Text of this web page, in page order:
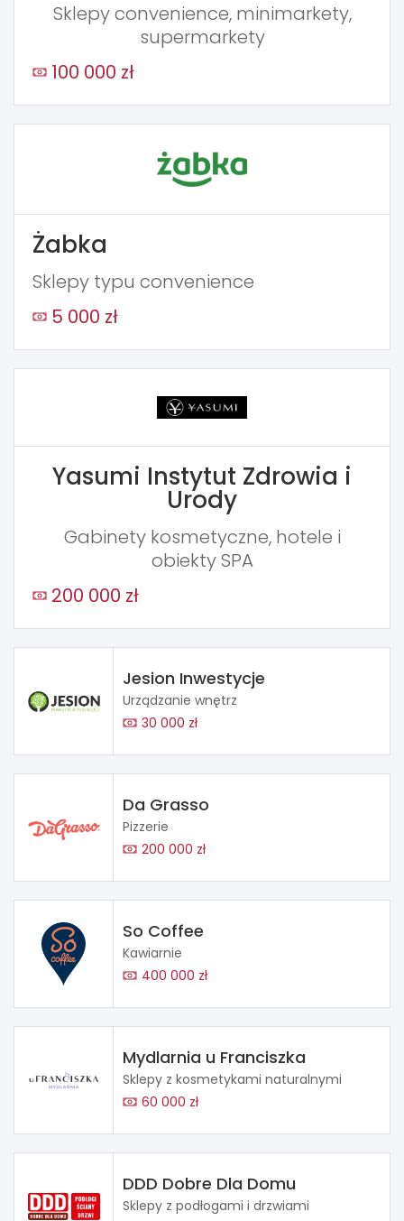
Sklepy convenience, minimarkety,
supermarkety
100 000 zł
Żabka
Sklepy typu convenience
5 000 zł
Yasumi Instytut Zdrowia i
Urody
Gabinety kosmetyczne, hotele i
obiekty SPA
200 000 zł
Jesion Inwestycje
Urządzanie wnętrz
30 000 zł
Da Grasso
Pizzerie
200 000 zł
So Coffee
Kawiarnie
400 000 zł
Mydlarnia u Franciszka
Sklepy z kosmetykami naturalnymi
60 000 zł
DDD Dobre Dla Domu
Sklepy z podłogami i drzwiami